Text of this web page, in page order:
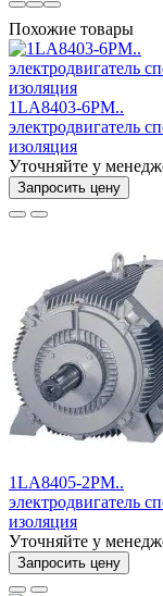
Похожие товары
1LA8403-6PM..
электродвигатель
изоляция
Уточняйте у
Запросить цену
1LA8405-2PM..
электродвигатель
изоляция
Уточняйте у
Запросить цену